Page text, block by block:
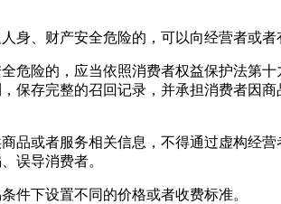
、财产安全危险的，可以向经营者或者
危险的，应当依照消费者权益保护法第
保存完整的召回记录，并承担消费者因
或者服务相关信息，不得通过虚构经
误导消费者。
件下设置不同的价格或者收费标准。